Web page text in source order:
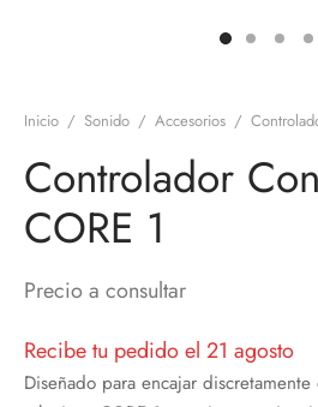
Inicio / Sonido / Accesorios /
Controlador
CORE 1
Precio a consultar
Recibe tu pedido el 21 agosto
Diseñado para encajar